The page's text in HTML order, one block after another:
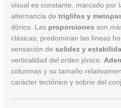
visual es constante, marcado por
alternancia de triglifos y
dórico. Las proporciones son
clásicas; predominan las líneas
sensación de solidez y
verticalidad del orden jónico.
columnas y su tamaño
carácter tectónico y sobrio del